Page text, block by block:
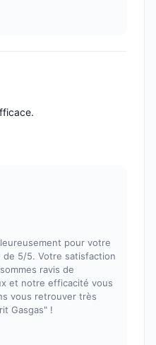
pour votre
5/5. Votre satisfaction
ravis de
et notre efficacité vous
vous retrouver très
Gasgas" !